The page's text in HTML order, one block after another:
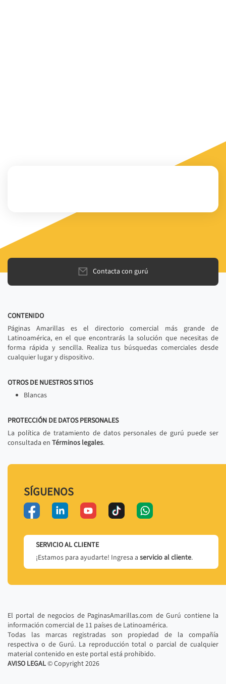
Contacta con gurú
CONTENIDO
Páginas Amarillas es el directorio comercial más grande de
Latinoamérica, en el que encontrarás la solución que necesitas de
forma rápida y sencilla. Realiza tus búsquedas comerciales desde
cualquier lugar y dispositivo.
OTROS DE NUESTROS SITIOS
Blancas
PROTECCIÓN DE DATOS PERSONALES
La política de tratamiento de datos personales de gurú puede ser
consultada en Términos legales.
SÍGUENOS
SERVICIO AL CLIENTE
¡Estamos para ayudarte! Ingresa a servicio al cliente.
El portal de negocios de PaginasAmarillas.com de Gurú contiene la
información comercial de 11 países de Latinoamérica.
Todas las marcas registradas son propiedad de la compañía
respectiva o de Gurú. La reproducción total o parcial de cualquier
material contenido en este portal está prohibido.
AVISO LEGAL© Copyright2026